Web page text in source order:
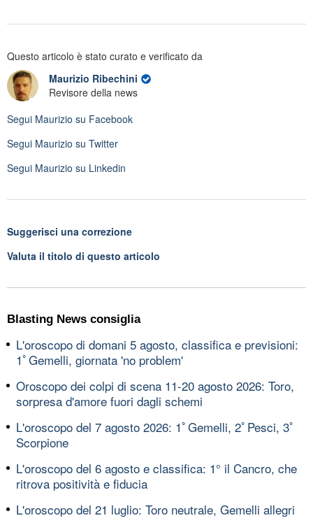
Questo articolo è stato curato e verificato da
Maurizio Ribechini
Revisore della news
Segui Maurizio su Facebook
Segui Maurizio su Twitter
Segui Maurizio su Linkedin
Suggerisci una correzione
Valuta il titolo di questo articolo
Blasting News consiglia
L'oroscopo di domani 5 agosto, classifica e previsioni:
1ﾟGemelli, giornata 'no problem'
Oroscopo dei colpi di scena 11-20 agosto 2026: Toro,
sorpresa d'amore fuori dagli schemi
L'oroscopo del 7 agosto 2026: 1ﾟGemelli, 2ﾟPesci, 3ﾟ
Scorpione
L'oroscopo del 6 agosto e classifica: 1° il Cancro, che
ritrova positività e fiducia
L'oroscopo del 21 luglio: Toro neutrale, Gemelli allegri